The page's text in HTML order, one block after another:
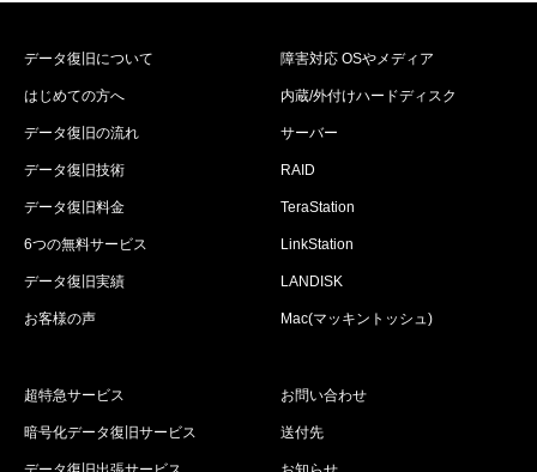
データ復旧について
はじめての方へ
データ復旧の流れ
データ復旧技術
データ復旧料金
6つの無料サービス
データ復旧実績
お客様の声
障害対応 OSやメディア
内蔵/外付けハードディスク
サーバー
RAID
TeraStation
LinkStation
LANDISK
Mac(マッキントッシュ)
超特急サービス
暗号化データ復旧サービス
お問い合わせ
送付先